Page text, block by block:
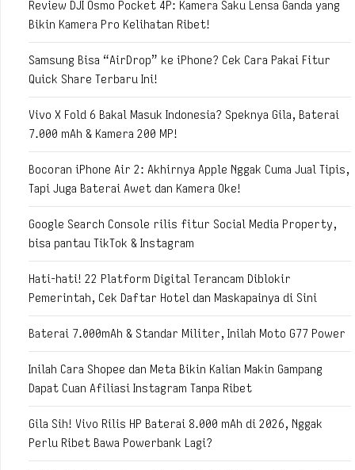
Review DJI Osmo Pocket 4P: Kamera Saku Lensa Ganda yang
Bikin Kamera Pro Kelihatan Ribet!
Samsung Bisa “AirDrop” ke iPhone? Cek Cara Pakai Fitur
Quick Share Terbaru Ini!
Vivo X Fold 6 Bakal Masuk Indonesia? Speknya Gila, Baterai
7.000 mAh & Kamera 200 MP!
Bocoran iPhone Air 2: Akhirnya Apple Nggak Cuma Jual Tipis,
Tapi Juga Baterai Awet dan Kamera Oke!
Google Search Console rilis fitur Social Media Property,
bisa pantau TikTok & Instagram
Hati-hati! 22 Platform Digital Terancam Diblokir
Pemerintah, Cek Daftar Hotel dan Maskapainya di Sini
Baterai 7.000mAh & Standar Militer, Inilah Moto G77 Power
Inilah Cara Shopee dan Meta Bikin Kalian Makin Gampang
Dapat Cuan Afiliasi Instagram Tanpa Ribet
Gila Sih! Vivo Rilis HP Baterai 8.000 mAh di 2026, Nggak
Perlu Ribet Bawa Powerbank Lagi?